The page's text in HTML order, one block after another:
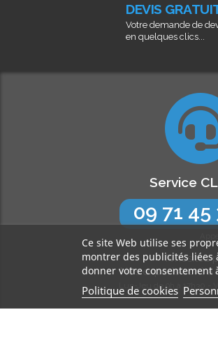
DEVIS
Votre demande de
en quelques clics...
Service
09 71 45
N’hésitez
Nos experts sont
Lun-Jeu de 9h à 17h30 -
Ce site Web utilise ses
montrer des publicités liées
donner votre consentement
Politique de cookies